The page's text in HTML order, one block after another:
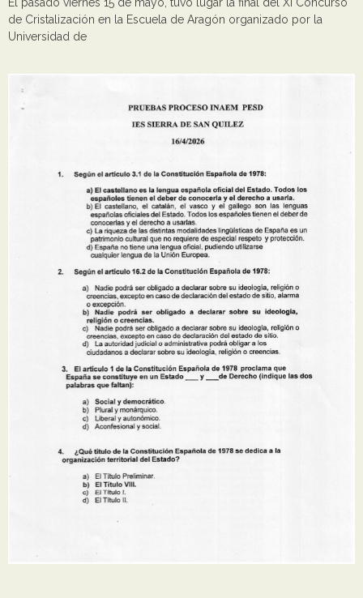
El pasado viernes 15 de mayo, tuvo lugar la final del XI Concurso
de Cristalización en la Escuela de Aragón organizado por la
Universidad de